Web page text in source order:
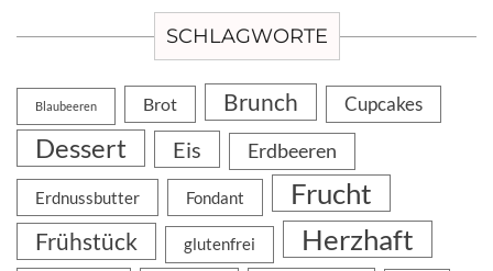
SCHLAGWORTE
Blaubeeren Brot Brunch Cupcakes
Dessert Eis Erdbeeren
Erdnussbutter Fondant Frucht
Frühstück glutenfrei Herzhaft